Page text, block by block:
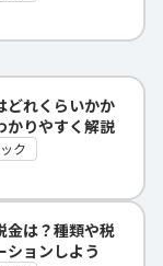
どれくらいかか
かりやすく解説
ク
金は？種類や税
ションしよう